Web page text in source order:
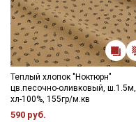
Теплый хлопок "Ноктюрн"
цв.песочно-оливковый, ш.1.5м,
хл-100%, 155гр/м.кв
590 руб.